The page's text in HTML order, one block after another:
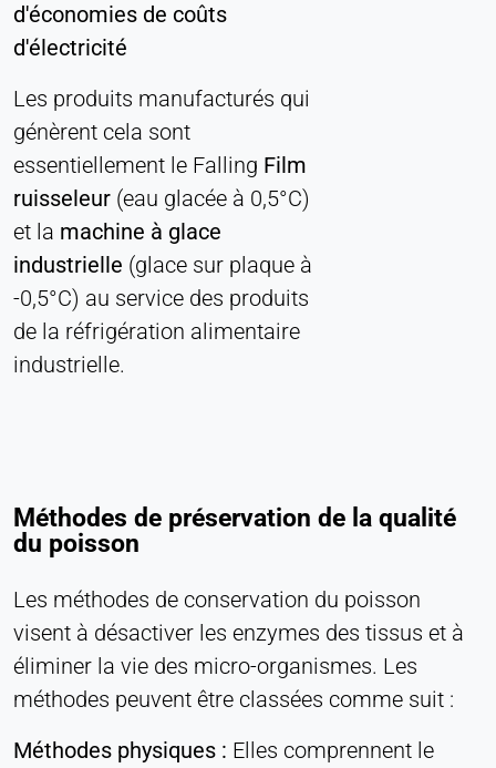
d'économies de coûts
d'électricité
Les produits manufacturés qui
génèrent cela sont
essentiellement le Falling Film
ruisseleur (eau glacée à 0,5°C)
et la machine à glace
industrielle (glace sur plaque à
-0,5°C) au service des produits
de la réfrigération alimentaire
industrielle.
Méthodes de préservation de la qualité
du poisson
Les méthodes de conservation du poisson
visent à désactiver les enzymes des tissus et à
éliminer la vie des micro-organismes. Les
méthodes peuvent être classées comme suit :
Méthodes physiques : Elles comprennent le